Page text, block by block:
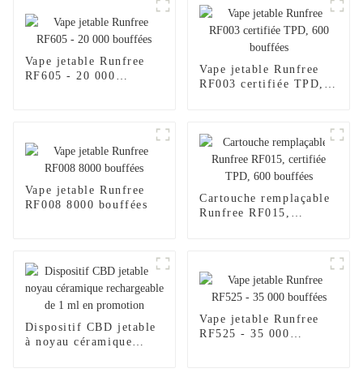
Vape jetable Runfree
RF605 - 20 000
Vape jetable Runfree
RF003 certifiée TPD,
Vape jetable Runfree
RF008 8000 bouffées
Cartouche remplaçable
Runfree RF015,
Dispositif CBD jetable
à noyau céramique
Vape jetable Runfree
RF525 - 35 000